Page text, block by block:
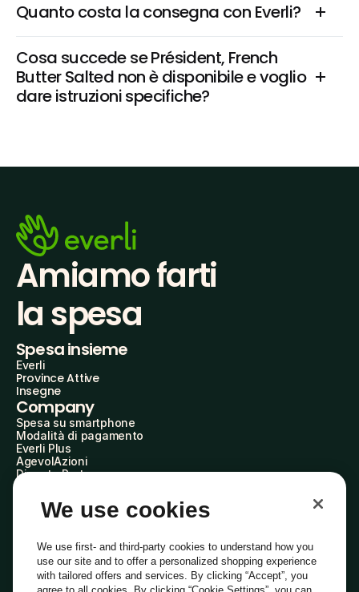
Quanto costa la consegna con Everli?
Cosa succede se Président, French
Butter Salted non è disponibile e voglio
dare istruzioni specifiche?
Amiamo farti
la spesa
Spesa insieme
Everli
Province Attive
Insegne
Company
Spesa su smartphone
Modalità di pagamento
Everli Plus
AgevolAzioni
Diventa Partner
Everli Shoppers
About Us
Everli News
Domande frequenti
Lavora con noi
Diventa Shopper
We use cookies
We use first- and third-party cookies to understand how you
use our site and to offer a personalized shopping experience
with tailored offers and services. By clicking “Accept”, you